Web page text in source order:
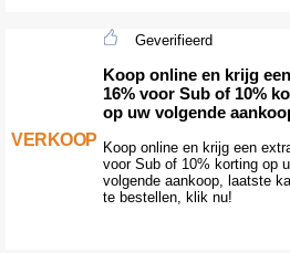
VERKOOP
Geverifieerd
Koop online en krijg
16% voor Sub of 10%
op uw volgende
Koop online en krijg een
voor Sub of 10% korting op
volgende aankoop, laatste
te bestellen, klik nu!